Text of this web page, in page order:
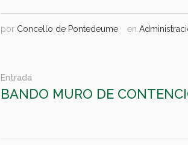
por Concello de Pontedeume en
Entrada
BANDO MURO DE